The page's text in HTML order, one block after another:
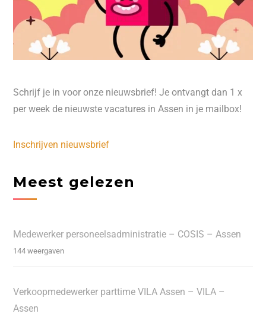
Schrijf je in voor onze nieuwsbrief! Je ontvangt dan 1 x
per week de nieuwste vacatures in Assen in je mailbox!
Inschrijven nieuwsbrief
Meest gelezen
Medewerker personeelsadministratie – COSIS – Assen
144 weergaven
Verkoopmedewerker parttime VILA Assen – VILA –
Assen